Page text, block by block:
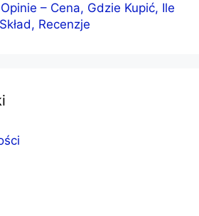
– Cena, Gdzie Kupić, Ile
Recenzje